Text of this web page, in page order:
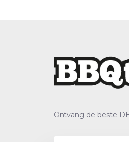
Ontvang de beste